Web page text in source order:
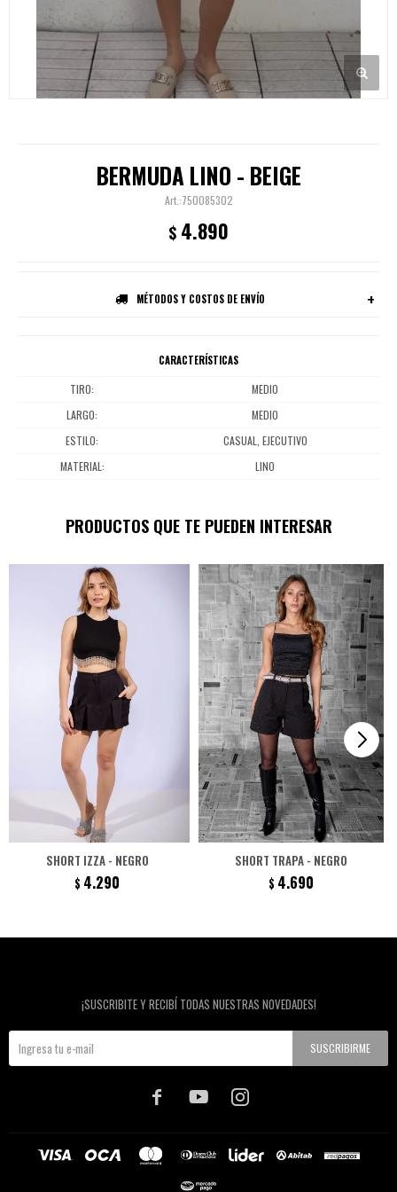
BERMUDA LINO - BEIGE
750085302
$ 4.890
MÉTODOS Y COSTOS DE ENVÍO
CARACTERÍSTICAS
TIRO
MEDIO
LARGO
MEDIO
ESTILO
CASUAL, EJECUTIVO
MATERIAL
LINO
PRODUCTOS QUE TE PUEDEN INTERESAR
SHORT IZZA - NEGRO
$ 4.290
SHORT TRAPA - NEGRO
$ 4.690
¡SUSCRIBITE Y RECIBÍ TODAS NUESTRAS NOVEDADES!
SUSCRIBIRME
  